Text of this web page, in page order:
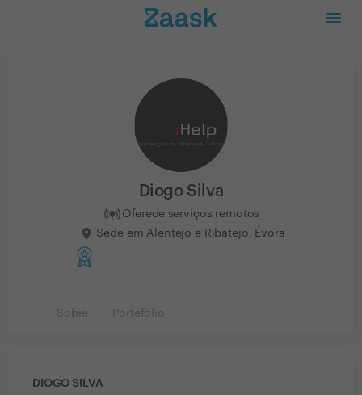
Diogo Silva
Oferece serviços remotos
Sede em Alentejo e Ribatejo, Évora
Sobre Portefólio
DIOGO SILVA